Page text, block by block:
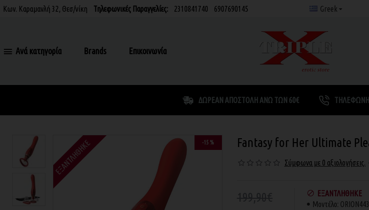
Κων. Καραμανλή 32, Θεσ/νίκη Τηλεφωνικές Παραγγελίες: 2310841740 6907690145 Greek
Ανά κατηγορία Brands Επικοινωνία
ΔΩΡΕΆΝ ΑΠΟΣΤΟΛΉ ΆΝΩ ΤΩΝ 60€
-15 %
ΕΞΑΝΤΛΉΘΗΚΕ Fantasy for Her Ultimate
Σύμφωνα με 0 αξιολογήσεις.
ΕΞΑΝΤΛΉΘΗΚΕ
Μοντέλο: